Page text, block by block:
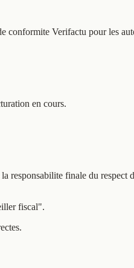
conformite Verifactu pour les
en cours.
finale du respect
fiscal".